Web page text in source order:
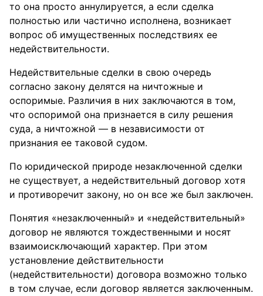
то она просто аннулируется, а если сделка
полностью или частично исполнена, возникает
вопрос об имущественных последствиях ее
недействительности.
Недействительные сделки в свою очередь
согласно закону делятся на ничтожные и
оспоримые. Различия в них заключаются в том,
что оспоримой она признается в силу решения
суда, а ничтожной — в независимости от
признания ее таковой судом.
По юридической природе незаключенной сделки
не существует, а недействительный договор хотя
и противоречит закону, но он все же был заключен.
Понятия «незаключенный» и «недействительный»
договор не являются тождественными и носят
взаимоисключающий характер. При этом
установление действительности
(недействительности) договора возможно только
в том случае, если договор является заключенным.